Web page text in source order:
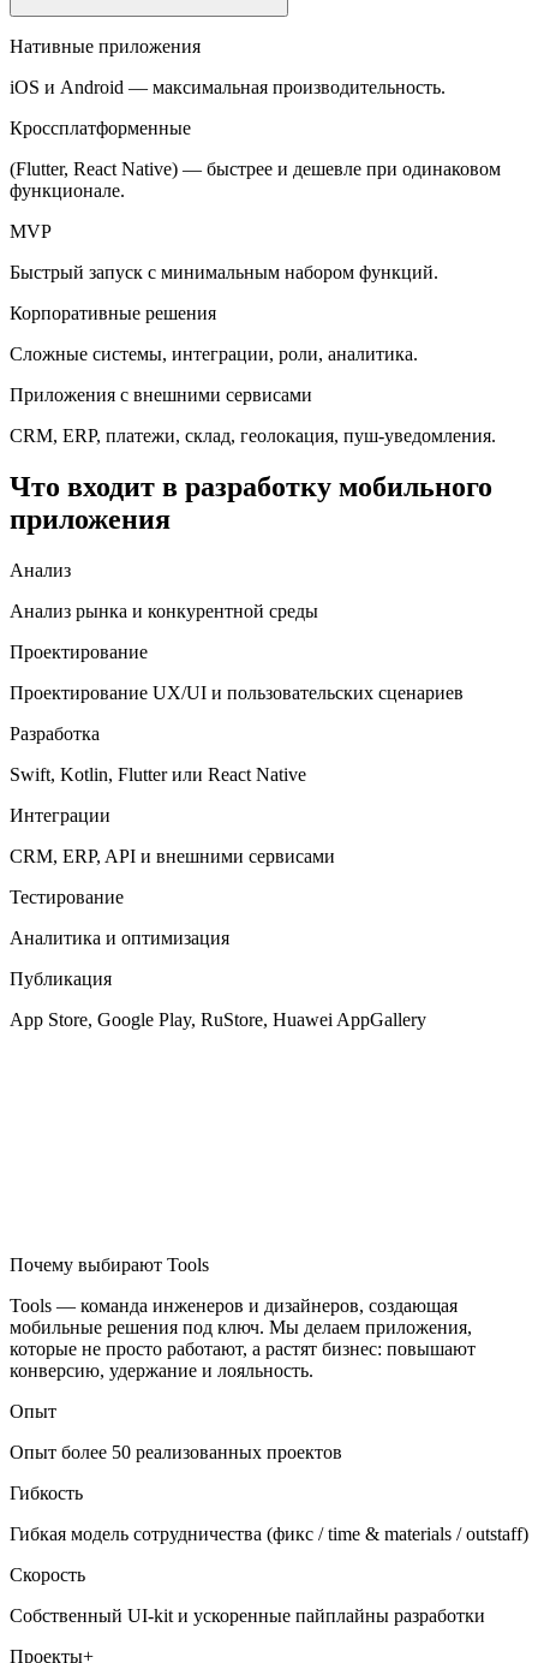
Нативные приложения
iOS и Android — максимальная производительность.
Кроссплатформенные
(Flutter, React Native) — быстрее и дешевле при одинаковом
функционале.
MVP
Быстрый запуск с минимальным набором функций.
Корпоративные решения
Сложные системы, интеграции, роли, аналитика.
Приложения с внешними сервисами
CRM, ERP, платежи, склад, геолокация, пуш-уведомления.
Что входит в разработку мобильного
приложения
Анализ
Анализ рынка и конкурентной среды
Проектирование
Проектирование UX/UI и пользовательских сценариев
Разработка
Swift, Kotlin, Flutter или React Native
Интеграции
CRM, ERP, API и внешними сервисами
Тестирование
Аналитика и оптимизация
Публикация
App Store, Google Play, RuStore, Huawei AppGallery
Почему выбирают Tools
Tools — команда инженеров и дизайнеров, создающая
мобильные решения под ключ. Мы делаем приложения,
которые не просто работают, а растят бизнес: повышают
конверсию, удержание и лояльность.
Опыт
Опыт более 50 реализованных проектов
Гибкость
Гибкая модель сотрудничества (фикс / time & materials / outstaff)
Скорость
Собственный UI-kit и ускоренные пайплайны разработки
Проекты+